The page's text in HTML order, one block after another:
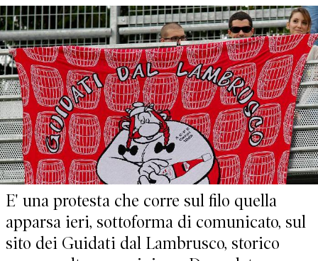
E' una protesta che corre sul filo quella
apparsa ieri, sottoforma di comunicato, sul
sito dei Guidati dal Lambrusco, storico